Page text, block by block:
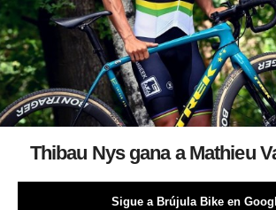
Thibau Nys gana a Mathieu
Sigue a Brújula Bike en